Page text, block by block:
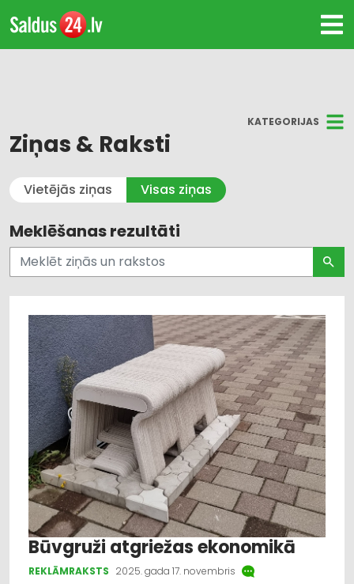
KATEGORIJAS
Ziņas & Raksti
Visi
Kultūra un Izklaide
Dzīvesstils
Pašvaldības un valsts pārvalde
Uzņēmējdarbība
Izglītība
Veselība
Dažādi
Reklāmraksts
Profesionāļu padomi
Vietējās ziņas Visas ziņas
Meklēšanas rezultāti
Būvgruži atgriežas ekonomikā
REKLĀMRAKSTS 2025. gada 17. novembris